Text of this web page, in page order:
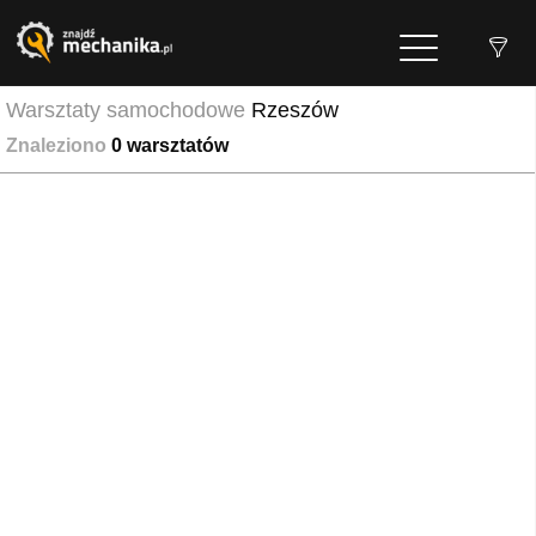
Warsztaty samochodowe Rzeszów
Znaleziono 0 warsztatów